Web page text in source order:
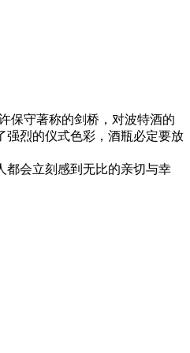
保守著称的剑桥，对波特酒的
强烈的仪式色彩，酒瓶必定要放
会立刻感到无比的亲切与幸